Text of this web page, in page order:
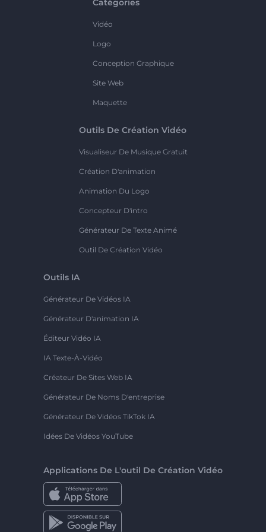
Catégories
Vidéo
Logo
Conception Graphique
Site Web
Maquette
Outils De Création Vidéo
Visualiseur De Musique Gratuit
Création D'animation
Animation Du Logo
Concepteur D'intro
Générateur De Texte Animé
Outil De Création Vidéo
Outils IA
Générateur De Vidéos IA
Générateur D'animation IA
Éditeur Vidéo IA
IA Texte-À-Vidéo
Créateur De Sites Web IA
Générateur De Noms D'entreprise
Générateur De Vidéos TikTok IA
Idées De Vidéos YouTube
Applications De L'outil De Création Vidéo